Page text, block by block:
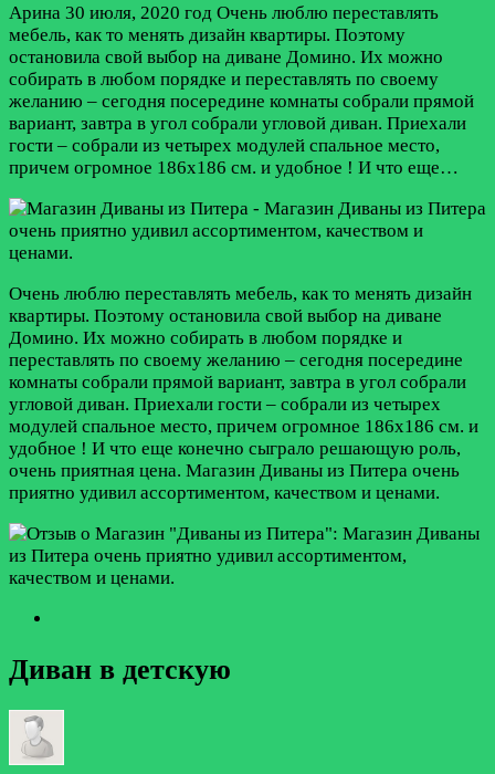
Арина 30 июля, 2020 год Очень люблю переставлять
мебель, как то менять дизайн квартиры. Поэтому
остановила свой выбор на диване Домино. Их можно
собирать в любом порядке и переставлять по своему
желанию – сегодня посередине комнаты собрали прямой
вариант, завтра в угол собрали угловой диван. Приехали
гости – собрали из четырех модулей спальное место,
причем огромное 186х186 см. и удобное ! И что еще…
Очень люблю переставлять мебель, как то менять дизайн
квартиры. Поэтому остановила свой выбор на диване
Домино. Их можно собирать в любом порядке и
переставлять по своему желанию – сегодня посередине
комнаты собрали прямой вариант, завтра в угол собрали
угловой диван. Приехали гости – собрали из четырех
модулей спальное место, причем огромное 186х186 см. и
удобное ! И что еще конечно сыграло решающую роль,
очень приятная цена. Магазин Диваны из Питера очень
приятно удивил ассортиментом, качеством и ценами.
Диван в детскую